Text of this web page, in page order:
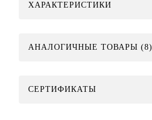
ХАРАКТЕРИСТИКИ
АНАЛОГИЧНЫЕ ТОВАРЫ (8)
СЕРТИФИКАТЫ